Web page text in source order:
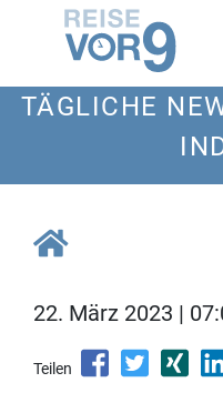
TÄGLICHE
22. März 2023 |
Teilen